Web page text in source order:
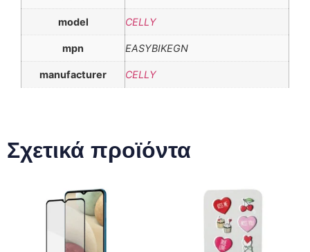
model CELLY
mpn EASYBIKEGN
manufacturer CELLY
Σχετικά προϊόντα